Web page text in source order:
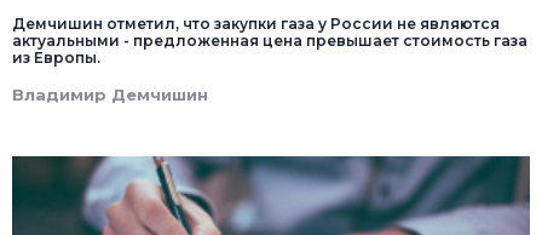
Демчишин отметил, что закупки газа у России не являются
актуальными - предложенная цена превышает стоимость газа
из Европы.
Владимир Демчишин